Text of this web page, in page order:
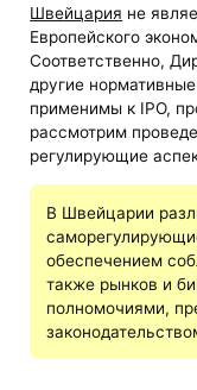
Швейцария не
Европейского
Соответственно,
другие
применимы к IPO,
рассмотрим
регулирующие
В Швейцарии
обеспечением
также рынков и
полномочиями,